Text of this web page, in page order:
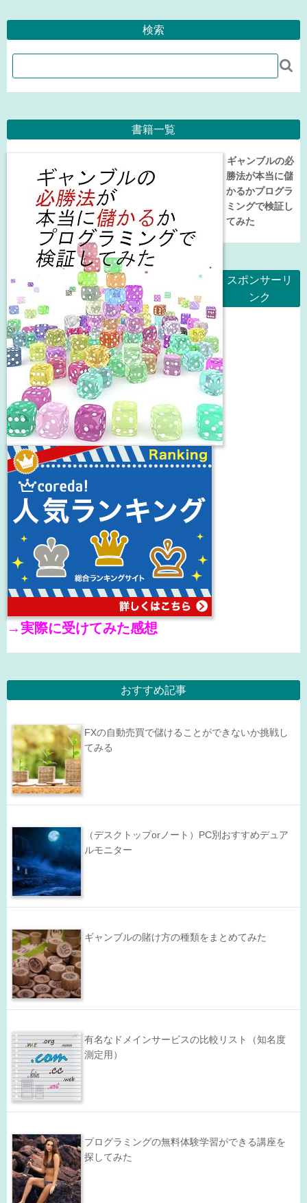
検索

書籍一覧
ギャンブルの必
勝法が本当に儲
かるかプログラ
ミングで検証し
てみた
スポンサーリ
ンク
→実際に受けてみた感想
おすすめ記事
FXの自動売買で儲けることができないか挑戦し
てみる
（デスクトップorノート）PC別おすすめデュア
ルモニター
ギャンブルの賭け方の種類をまとめてみた
有名なドメインサービスの比較リスト（知名度
測定用）
プログラミングの無料体験学習ができる講座を
探してみた